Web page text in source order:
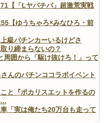
【「Lヤバチバ」超激荒実戦
【ゆうちゃろ×みなひろ・前
級パチンカーいるけどさ
り締まらないの？
周囲から「駆け抜けろ！」って
んのパチンココラボイベント
と『ポカリスエットを作るの
「実は俺たち20万台も走って